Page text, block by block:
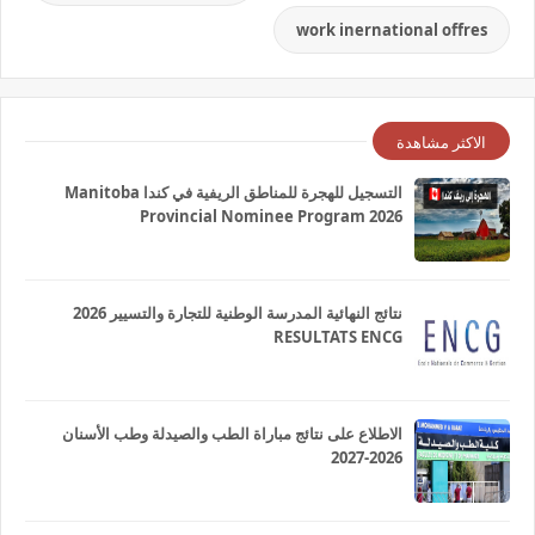
work inernational offres
الاكثر مشاهدة
التسجيل للهجرة للمناطق الريفية في كندا Manitoba
Provincial Nominee Program 2026
نتائج النهائية المدرسة الوطنية للتجارة والتسيير 2026
RESULTATS ENCG
الاطلاع على نتائج مباراة الطب والصيدلة وطب الأسنان
2026-2027